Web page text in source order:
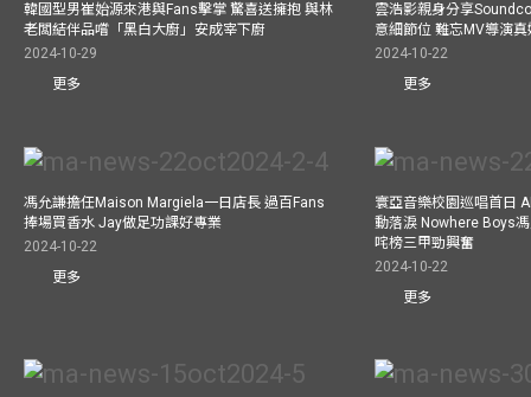
韓國型男崔始源來港與Fans擊掌 驚喜送擁抱 與林
老闆結伴品嚐「黑白大廚」安成宰下廚
2024-10-29
更多
雲浩影親身分享
意細節位 難忘MV導演
2024-10-22
更多
馮允謙擔任Maison Margiela一日店長 過百Fans
捧場買香水 Jay做足功課好專業
2024-10-22
更多
寰亞音樂校園巡唱首日
動落淚 Nowhere Boys
咤榜三甲勁興奮
2024-10-22
更多